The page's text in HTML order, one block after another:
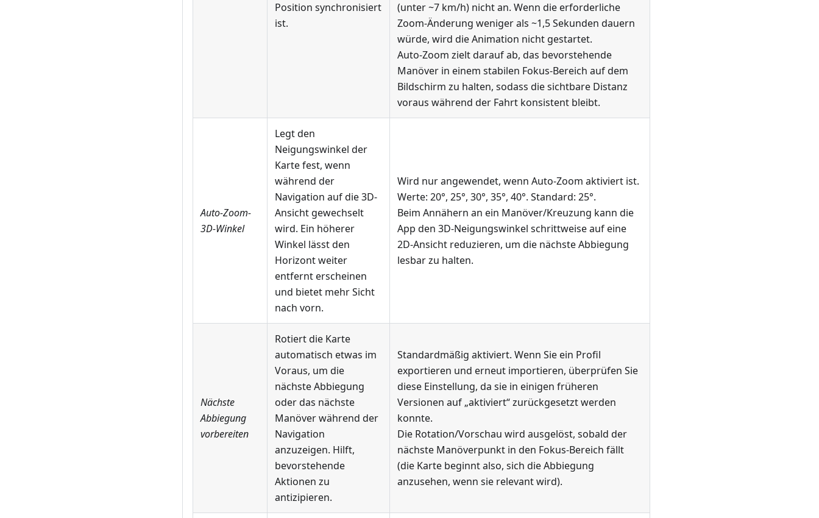
Position synchronisiert
ist.
(unter ~7 km/h) nicht an. Wenn die erforderliche
Zoom-Änderung weniger als ~1,5 Sekunden dauern
würde, wird die Animation nicht gestartet.
Auto-Zoom zielt darauf ab, das bevorstehende
Manöver in einem stabilen Fokus-Bereich auf dem
Bildschirm zu halten, sodass die sichtbare Distanz
voraus während der Fahrt konsistent bleibt.
Auto-Zoom-
3D-Winkel
Legt den
Neigungswinkel der
Karte fest, wenn
während der
Navigation auf die 3D-
Ansicht gewechselt
wird. Ein höherer
Winkel lässt den
Horizont weiter
entfernt erscheinen
und bietet mehr Sicht
nach vorn.
Wird nur angewendet, wenn Auto-Zoom aktiviert ist.
Werte: 20°, 25°, 30°, 35°, 40°. Standard: 25°.
Beim Annähern an ein Manöver/Kreuzung kann die
App den 3D-Neigungswinkel schrittweise auf eine
2D-Ansicht reduzieren, um die nächste Abbiegung
lesbar zu halten.
Nächste
Abbiegung
vorbereiten
Rotiert die Karte
automatisch etwas im
Voraus, um die
nächste Abbiegung
oder das nächste
Manöver während der
Navigation
anzuzeigen. Hilft,
bevorstehende
Aktionen zu
antizipieren.
Standardmäßig aktiviert. Wenn Sie ein Profil
exportieren und erneut importieren, überprüfen Sie
diese Einstellung, da sie in einigen früheren
Versionen auf „aktiviert“ zurückgesetzt werden
konnte.
Die Rotation/Vorschau wird ausgelöst, sobald der
nächste Manöverpunkt in den Fokus-Bereich fällt
(die Karte beginnt also, sich die Abbiegung
anzusehen, wenn sie relevant wird).